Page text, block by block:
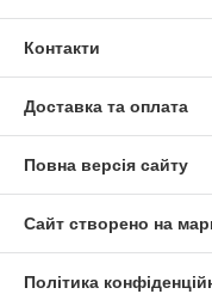
Контакти
Доставка та оплата
Повна версія сайту
Сайт створено на
Політика